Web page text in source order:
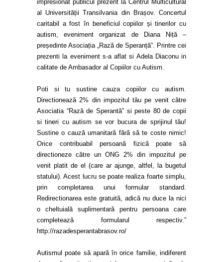
impresionat publicul prezent la Centrul Multicultural
al Universității Transilvania din Brașov. Concertul
caritabil a fost în beneficiul copiilor și tinerilor cu
autism, eveniment organizat de Diana Niță –
președinte Asociația „Rază de Speranță”. Printre cei
prezenti la eveniment s-a aflat si Adela Diaconu in
calitate de Ambasador al Copiilor cu Autism.
Poti si tu sustine cauza copiilor cu autism.
Directionează 2% din impozitul tău pe venit către
Asociatia “Rază de Sperantă” si peste 80 de copii
si tineri cu autism se vor bucura de sprijinul tău!
Sustine o cauză umanitară fără să te coste nimic!
Orice contribuabil persoană fizică poate să
directioneze către un ONG 2% din impozitul pe
venit platit de el (care ar ajunge, altfel, la bugetul
statului). Acest lucru se poate realiza foarte simplu,
prin completarea unui formular standard.
Redirectionarea este gratuită, adică nu duce la nici
o cheltuială suplimentară pentru persoana care
completează formularul respectiv.”
http://razadesperantabrasov.ro/
Autismul poate să apară în orice familie, indiferent